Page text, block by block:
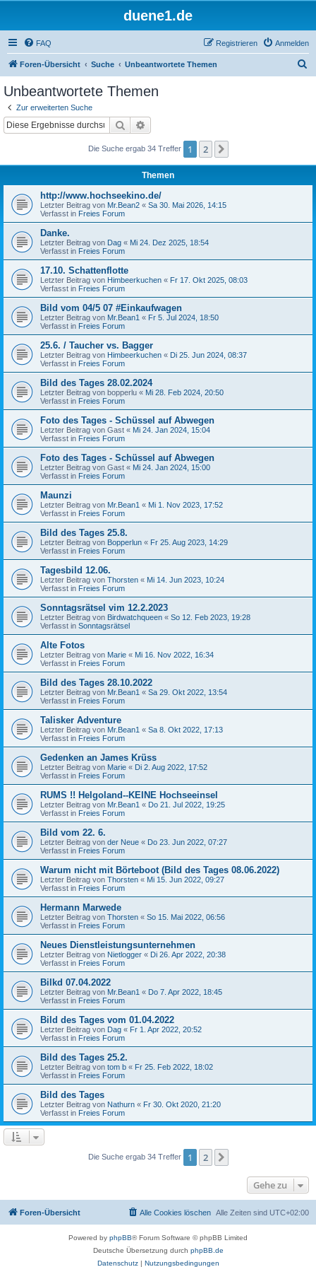
duene1.de
FAQ Anmelden
Registrieren
Foren-Übersicht Suche Unbeantwortete Themen
Unbeantwortete Themen
Zur erweiterten Suche
Suche
Die Suche ergab 34 Treffer 1 2
Themen
http://www.hochseekino.de/
Letzter Beitrag von Mr.Bean2 « Sa 30. Mai 2026, 14:15
Verfasst in Freies Forum
Danke.
Letzter Beitrag von Dag « Mi 24. Dez 2025, 18:54
Verfasst in Freies Forum
17.10. Schattenflotte
Letzter Beitrag von Himbeerkuchen « Fr 17. Okt 2025, 08:03
Verfasst in Freies Forum
Bild vom 04/5 07 #Einkaufwagen
Letzter Beitrag von Mr.Bean1 « Fr 5. Jul 2024, 18:50
Verfasst in Freies Forum
25.6. / Taucher vs. Bagger
Letzter Beitrag von Himbeerkuchen « Di 25. Jun 2024, 08:37
Verfasst in Freies Forum
Bild des Tages 28.02.2024
Letzter Beitrag von bopperlu « Mi 28. Feb 2024, 20:50
Verfasst in Freies Forum
Foto des Tages - Schüssel auf Abwegen
Letzter Beitrag von Gast « Mi 24. Jan 2024, 15:04
Verfasst in Freies Forum
Foto des Tages - Schüssel auf Abwegen
Letzter Beitrag von Gast « Mi 24. Jan 2024, 15:00
Verfasst in Freies Forum
Maunzi
Letzter Beitrag von Mr.Bean1 « Mi 1. Nov 2023, 17:52
Verfasst in Freies Forum
Bild des Tages 25.8.
Letzter Beitrag von Bopperlun « Fr 25. Aug 2023, 14:29
Verfasst in Freies Forum
Tagesbild 12.06.
Letzter Beitrag von Thorsten « Mi 14. Jun 2023, 10:24
Verfasst in Freies Forum
Sonntagsrätsel vim 12.2.2023
Letzter Beitrag von Birdwatchqueen « So 12. Feb 2023, 19:28
Verfasst in Sonntagsrätsel
Alte Fotos
Letzter Beitrag von Marie « Mi 16. Nov 2022, 16:34
Verfasst in Freies Forum
Bild des Tages 28.10.2022
Letzter Beitrag von Mr.Bean1 « Sa 29. Okt 2022, 13:54
Verfasst in Freies Forum
Talisker Adventure
Letzter Beitrag von Mr.Bean1 « Sa 8. Okt 2022, 17:13
Verfasst in Freies Forum
Gedenken an James Krüss
Letzter Beitrag von Marie « Di 2. Aug 2022, 17:52
Verfasst in Freies Forum
RUMS !! Helgoland--KEINE Hochseeinsel
Letzter Beitrag von Mr.Bean1 « Do 21. Jul 2022, 19:25
Verfasst in Freies Forum
Bild vom 22. 6.
Letzter Beitrag von der Neue « Do 23. Jun 2022, 07:27
Verfasst in Freies Forum
Warum nicht mit Börteboot (Bild des Tages 08.06.2022)
Letzter Beitrag von Thorsten « Mi 15. Jun 2022, 09:27
Verfasst in Freies Forum
Hermann Marwede
Letzter Beitrag von Thorsten « So 15. Mai 2022, 06:56
Verfasst in Freies Forum
Neues Dienstleistungsunternehmen
Letzter Beitrag von Nietlogger « Di 26. Apr 2022, 20:38
Verfasst in Freies Forum
Bilkd 07.04.2022
Letzter Beitrag von Mr.Bean1 « Do 7. Apr 2022, 18:45
Verfasst in Freies Forum
Bild des Tages vom 01.04.2022
Letzter Beitrag von Dag « Fr 1. Apr 2022, 20:52
Verfasst in Freies Forum
Bild des Tages 25.2.
Letzter Beitrag von tom b « Fr 25. Feb 2022, 18:02
Verfasst in Freies Forum
Bild des Tages
Letzter Beitrag von Nathurn « Fr 30. Okt 2020, 21:20
Verfasst in Freies Forum
Die Suche ergab 34 Treffer 1 2
Gehe zu
Foren-Übersicht Alle Zeiten sind UTC+02:00
Alle Cookies löschen
Powered by phpBB® Forum Software © phpBB Limited
Deutsche Übersetzung durch phpBB.de
Datenschutz| Nutzungsbedingungen